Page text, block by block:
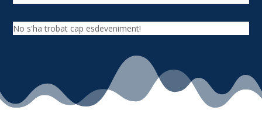
No s'ha trobat cap esdeveniment!